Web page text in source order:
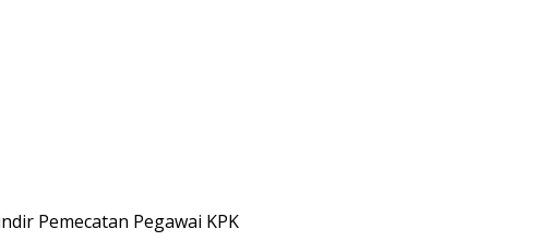
Pemecatan Pegawai KPK